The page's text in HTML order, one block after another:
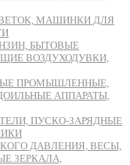
МАШИНКИ ДЛЯ
БЫТОВЫЕ
ВОЗДУХОДУВКИ,
ПРОМЫШЛЕННЫЕ,
АППАРАТЫ,
ПУСКО-ЗАРЯДНЫЕ
ДАВЛЕНИЯ, ВЕСЫ,
ЗЕРКАЛА,